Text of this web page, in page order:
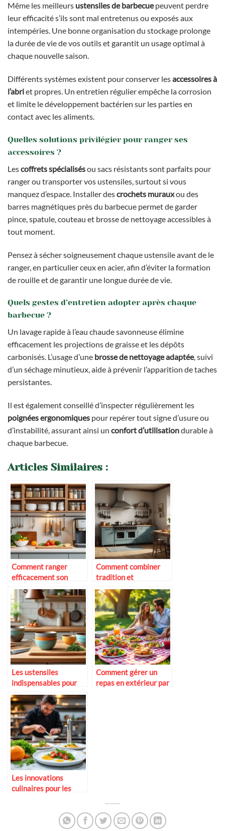
Même les meilleurs ustensiles de barbecuepeuvent perdre
leur efficacité s’ils sont mal entretenus ou exposés aux
intempéries. Une bonne organisation du stockage prolonge
la durée de vie de vos outils et garantit un usage optimal à
chaque nouvelle saison.
Différents systèmes existent pour conserver lesaccessoires à
l’abriet propres. Un entretien régulier empêche la corrosion
et limite le développement bactérien sur les parties en
contact avec les aliments.
Quelles solutions privilégier pour ranger ses
accessoires ?
Lescoffrets spécialisésou sacs résistants sont parfaits pour
ranger ou transporter vos ustensiles, surtout si vous
manquez d’espace. Installer descrochets murauxou des
barres magnétiques près du barbecue permet de garder
pince, spatule, couteau et brosse de nettoyage accessibles à
tout moment.
Pensez à sécher soigneusement chaque ustensile avant de le
ranger, en particulier ceux en acier, afin d’éviter la formation
de rouille et de garantir une longue durée de vie.
Quels gestes d’entretien adopter après chaque
barbecue ?
Un lavage rapide à l’eau chaude savonneuse élimine
efficacement les projections de graisse et les dépôts
carbonisés. L’usage d’une brosse de nettoyage adaptée, suivi
d’un séchage minutieux, aide à prévenir l’apparition de taches
persistantes.
Il est également conseillé d’inspecter régulièrement les
poignées ergonomiques pour repérer tout signe d’usure ou
d’instabilité, assurant ainsi un confort d’utilisationdurable à
chaque barbecue.
Articles Similaires :
Comment ranger
efficacement son
matériel de cuisine
Comment combiner
tradition et
technologie en cuisine
Les ustensiles
indispensables pour
une cuisine conviviale
Comment gérer un
repas en extérieur par
Les innovations
culinaires pour les